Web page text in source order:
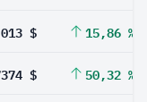
$ 15,86 %
$ 50,32 %